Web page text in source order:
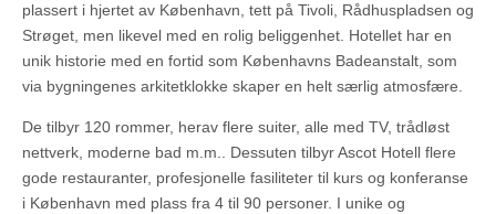
plassert i hjertet av København, tett på Tivoli, Rådhuspladsen og
Strøget, men likevel med en rolig beliggenhet. Hotellet har en
unik historie med en fortid som Københavns Badeanstalt, som
via bygningenes arkitetklokke skaper en helt særlig atmosfære.
De tilbyr 120 rommer, herav flere suiter, alle med TV, trådløst
nettverk, moderne bad m.m.. Dessuten tilbyr Ascot Hotell flere
gode restauranter, profesjonelle fasiliteter til kurs og konferanse
i København med plass fra 4 til 90 personer. I unike og